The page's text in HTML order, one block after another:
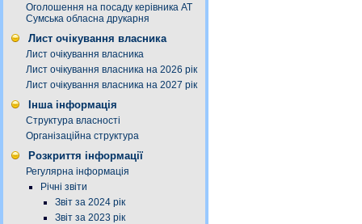
Оголошення на посаду керівника АТ
Сумська обласна друкарня
Лист очікування власника
Лист очікування власника
Лист очікування власника на 2026 рік
Лист очікування власника на 2027 рік
Інша інформація
Структура власності
Організаційна структура
Розкриття інформації
Регулярна інформація
Річні звіти
Звіт за 2024 рік
Звіт за 2023 рік